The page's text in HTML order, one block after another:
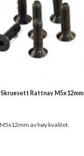
Skruesett Rattnav M5x12mm
av høy kvalitet.